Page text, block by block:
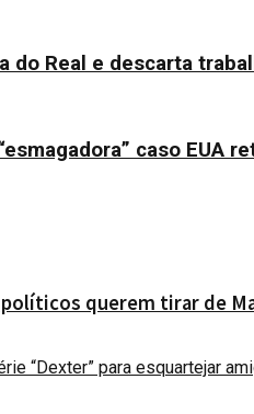
do Real e descarta
caso EUA
políticos querem tirar de